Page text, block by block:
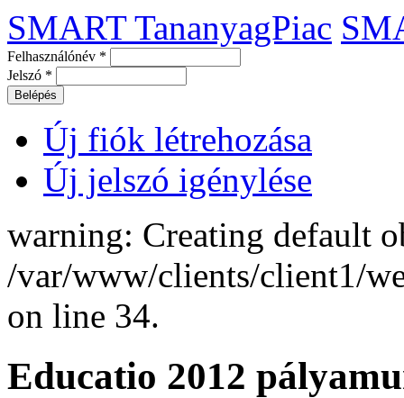
SMART TananyagPiac
Felhasználónév *
Jelszó *
Új fiók létrehozása
Új jelszó igénylése
warning: Creating default
/var/www/clients/client1/
on line 34.
Educatio 2012